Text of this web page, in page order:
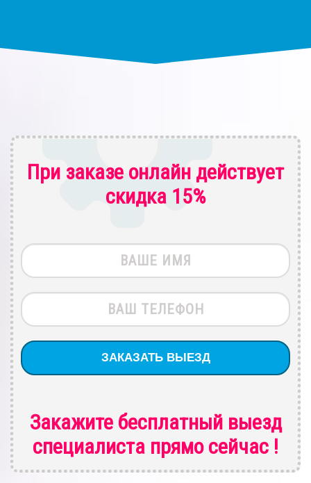
При заказе онлайн действует
скидка 15%
Закажите бесплатный выезд
специалиста прямо сейчас !